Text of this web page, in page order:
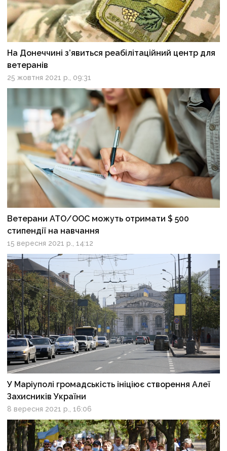
На Донеччині з’явиться реабілітаційний центр для
ветеранів
25 жовтня 2021 р., 09:31
Ветерани АТО/ООС можуть отримати $ 500
стипендії на навчання
15 вересня 2021 р., 14:12
У Маріуполі громадськість ініціює створення Алеї
Захисників України
8 вересня 2021 р., 16:06